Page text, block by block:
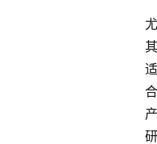
尤
其
适
合
产
研